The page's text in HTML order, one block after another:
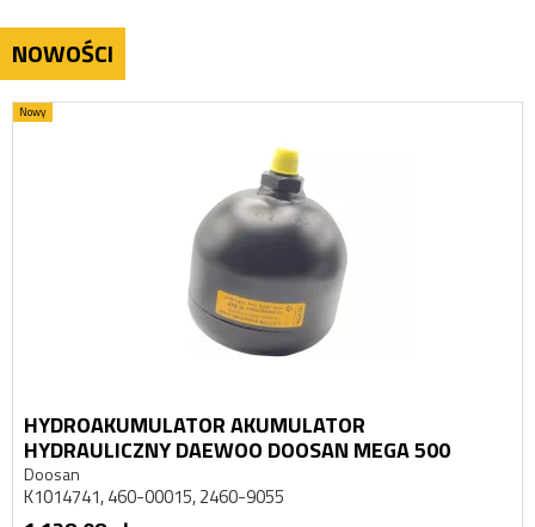
NOWOŚCI
Nowy
HYDROAKUMULATOR AKUMULATOR
HYDRAULICZNY DAEWOO DOOSAN MEGA 500
Doosan
K1014741, 460-00015, 2460-9055